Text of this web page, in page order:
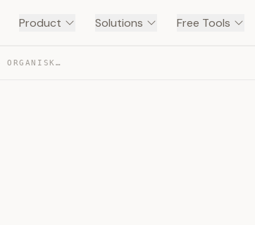
Product Solutions Free Tools
ALDEHYDER OG KETONER | KEMI B – ORGANISK KEMI 4 — TRANSCRIPT